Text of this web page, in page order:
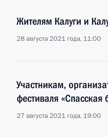
Жителям Калуги и
28 августа 2021 года, 11:00
Участникам,
фестиваля
27 августа 2021 года, 19:00